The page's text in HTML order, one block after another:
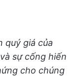
quý giá của
sự cống hiến
cho chúng